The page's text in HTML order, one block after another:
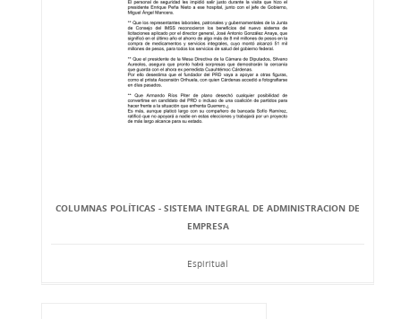
COLUMNAS POLÍTICAS - SISTEMA INTEGRAL DE ADMINISTRACION DE
EMPRESA
Espiritual